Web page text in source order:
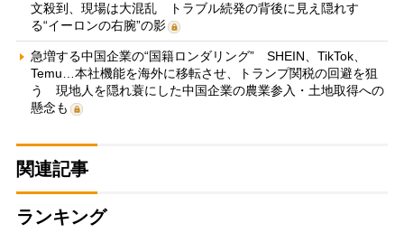
文殺到、現場は大混乱 トラブル続発の背後に見え隠れす
る“イーロンの右腕”の影
急増する中国企業の“国籍ロンダリング” SHEIN、TikTok、
Temu…本社機能を海外に移転させ、トランプ関税の回避を狙
う 現地人を隠れ蓑にした中国企業の農業参入・土地取得への
懸念も
関連記事
ランキング